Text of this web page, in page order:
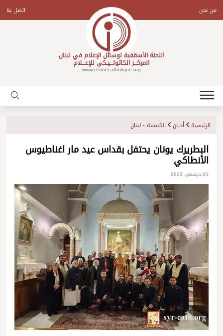
contentمن نحن اتصل بنا
اللجنة الأسقفية لوسائل الإعلام في لبنان
المركـــز الكاثولـــيـكي للإعـــلام
www.centrecatholique.org
الرئيسية أديان الكنيسة - لبنان
البطريرك يونان يحتفل بقداس عيد مار اغناطيوس
الأنطاكي
21 ديسمبر، 2023